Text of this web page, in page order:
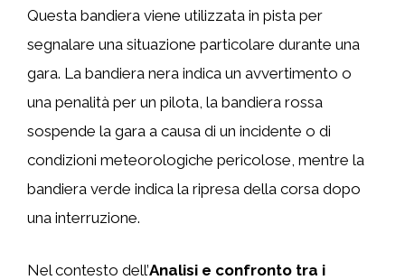
Questa bandiera viene utilizzata in pista per
segnalare una situazione particolare durante una
gara. La bandiera nera indica un avvertimento o
una penalità per un pilota, la bandiera rossa
sospende la gara a causa di un incidente o di
condizioni meteorologiche pericolose, mentre la
bandiera verde indica la ripresa della corsa dopo
una interruzione.
Nel contesto dell’Analisi e confronto tra i